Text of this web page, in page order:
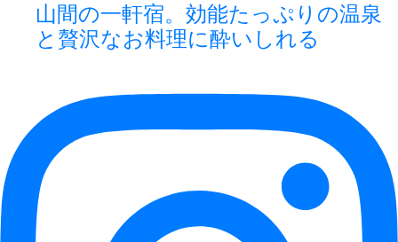
山間の一軒宿。効能たっぷりの温泉
と贅沢なお料理に酔いしれる